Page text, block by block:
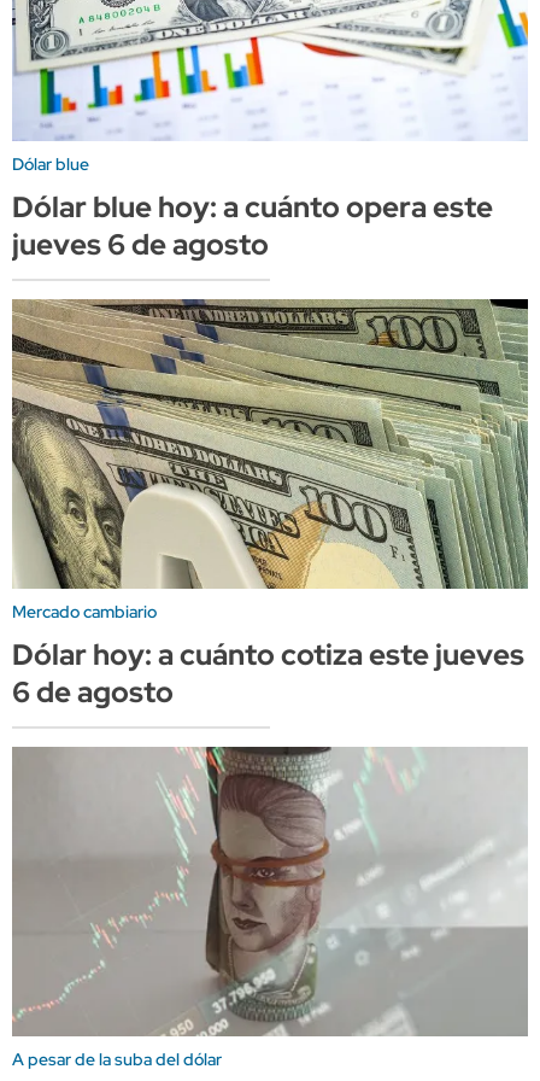
Dólar blue
Dólar blue hoy: a cuánto opera este
jueves 6 de agosto
Mercado cambiario
Dólar hoy: a cuánto cotiza este jueves
6 de agosto
A pesar de la suba del dólar